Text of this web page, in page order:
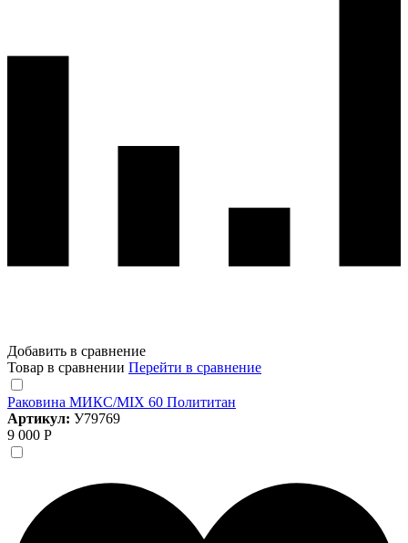
Добавить в сравнение
Товар в сравнении Перейти в сравнение
Раковина МИКС/MIX 60 Полититан
Артикул: У79769
9 000 Р